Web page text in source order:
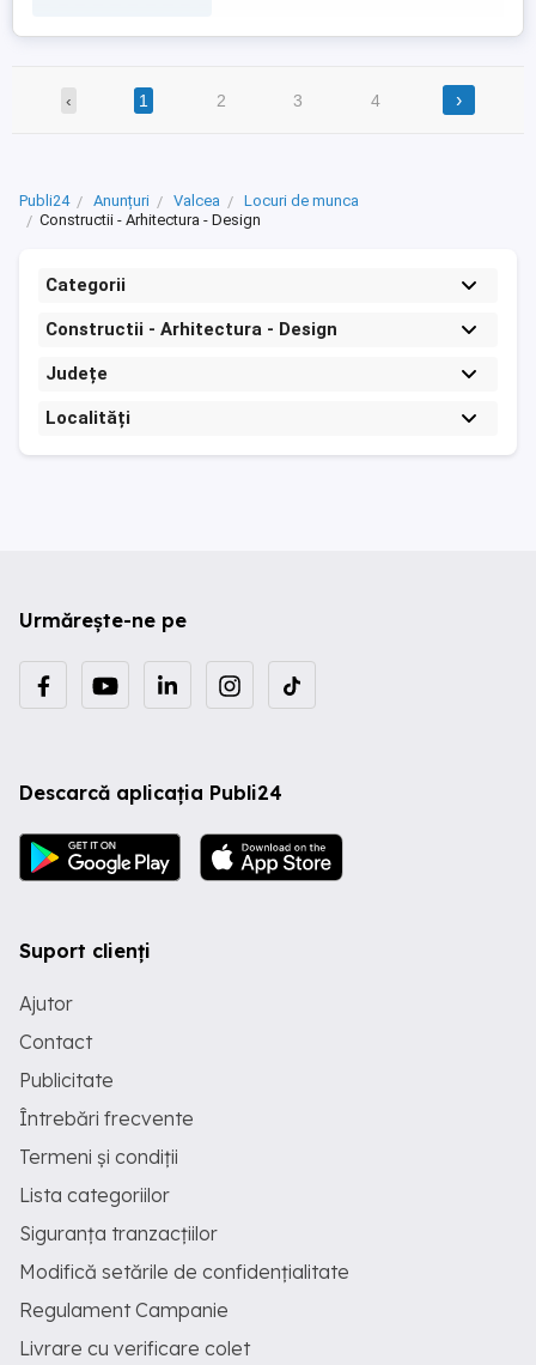
‹ 1 2 3 4 ›
Publi24 Anunțuri Valcea
Locuri de munca
Constructii - Arhitectura - Design
Categorii
Constructii - Arhitectura - Design
Județe
Localități
Urmărește-ne pe
Descarcă aplicația Publi24
Suport clienți
Ajutor
Contact
Publicitate
Întrebări frecvente
Termeni și condiții
Lista categoriilor
Siguranța tranzacțiilor
Modifică setările de confidențialitate
Regulament Campanie
Livrare cu verificare colet